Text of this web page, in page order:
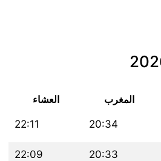
المغرب العشاء
20:34
22:11
20:33
22:09